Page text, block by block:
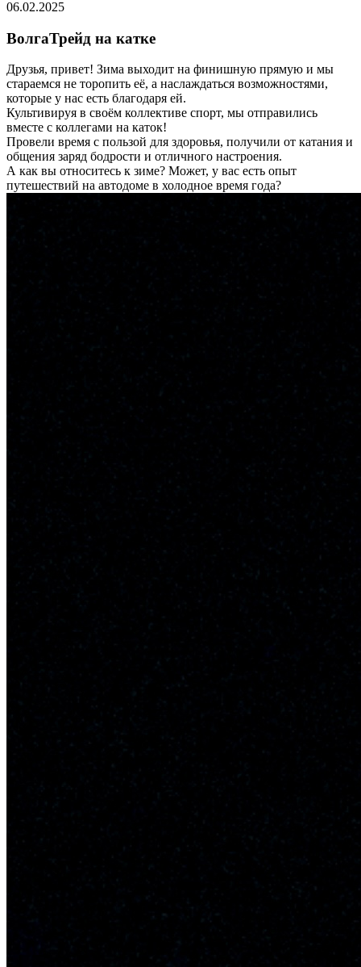
06.02.2025
ВолгаТрейд на катке
Друзья, привет! Зима выходит на финишную прямую и мы
стараемся не торопить её, а наслаждаться возможностями,
которые у нас есть благодаря ей.
Культивируя в своём коллективе спорт, мы отправились
вместе с коллегами на каток!
Провели время с пользой для здоровья, получили от катания и
общения заряд бодрости и отличного настроения.
А как вы относитесь к зиме? Может, у вас есть опыт
путешествий на автодоме в холодное время года?